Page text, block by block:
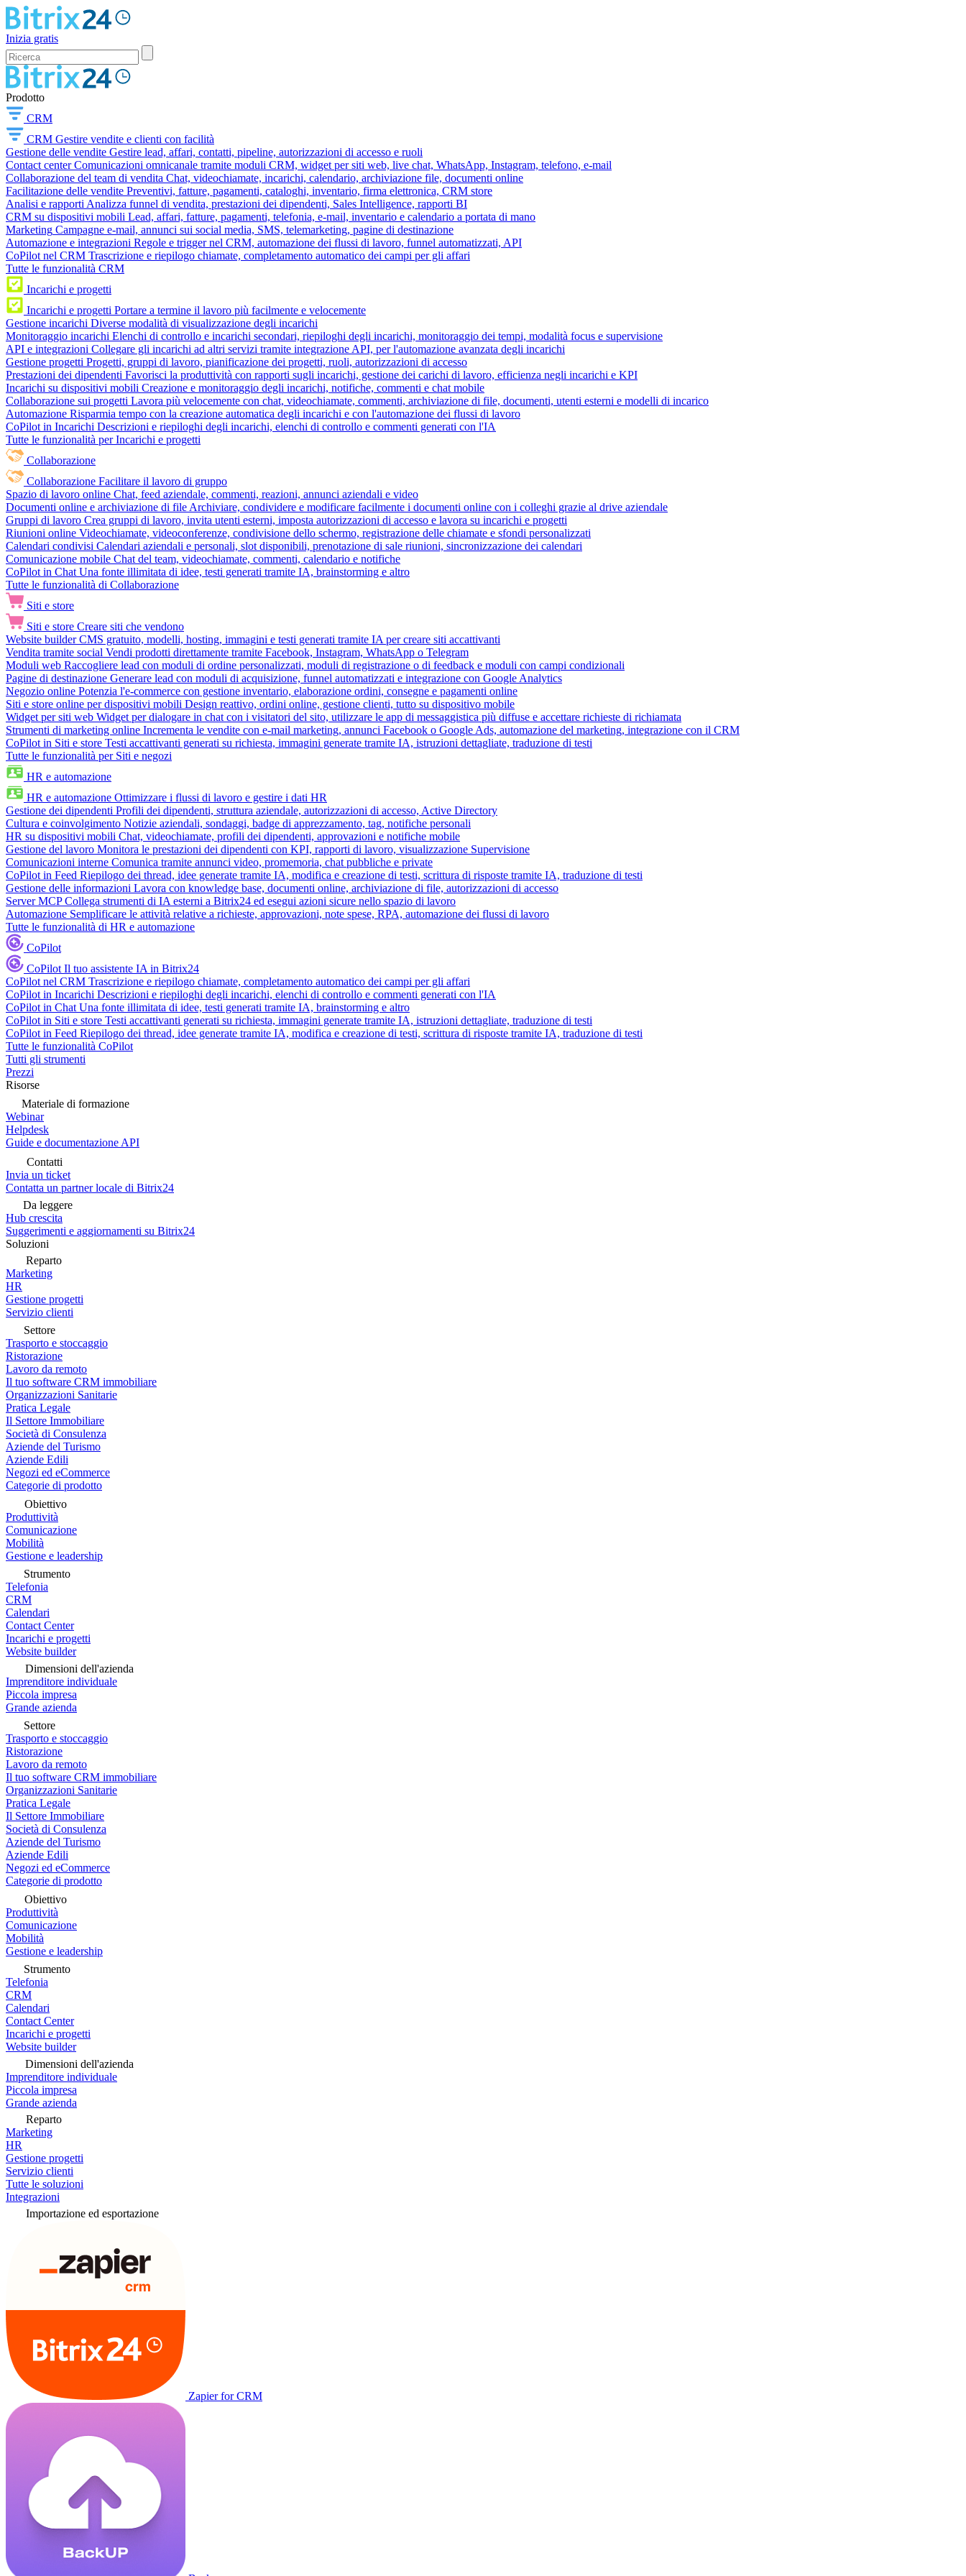
Inizia gratis
Prodotto
CRM
CRM Gestire vendite e clienti con facilità
Gestione delle vendite Gestire lead, affari, contatti, pipeline, autorizzazioni di accesso e ruoli
Contact center Comunicazioni omnicanale tramite moduli CRM, widget per siti web, live chat, WhatsApp, Instagram, telefono, e-mail
Collaborazione del team di vendita Chat, videochiamate, incarichi, calendario, archiviazione file, documenti online
Facilitazione delle vendite Preventivi, fatture, pagamenti, cataloghi, inventario, firma elettronica, CRM store
Analisi e rapporti Analizza funnel di vendita, prestazioni dei dipendenti, Sales Intelligence, rapporti BI
CRM su dispositivi mobili Lead, affari, fatture, pagamenti, telefonia, e-mail, inventario e calendario a portata di mano
Marketing Campagne e-mail, annunci sui social media, SMS, telemarketing, pagine di destinazione
Automazione e integrazioni Regole e trigger nel CRM, automazione dei flussi di lavoro, funnel automatizzati, API
CoPilot nel CRM Trascrizione e riepilogo chiamate, completamento automatico dei campi per gli affari
Tutte le funzionalità CRM
Incarichi e progetti
Incarichi e progetti Portare a termine il lavoro più facilmente e velocemente
Gestione incarichi Diverse modalità di visualizzazione degli incarichi
Monitoraggio incarichi Elenchi di controllo e incarichi secondari, riepiloghi degli incarichi, monitoraggio dei tempi, modalità focus e supervisione
API e integrazioni Collegare gli incarichi ad altri servizi tramite integrazione API, per l'automazione avanzata degli incarichi
Gestione progetti Progetti, gruppi di lavoro, pianificazione dei progetti, ruoli, autorizzazioni di accesso
Prestazioni dei dipendenti Favorisci la produttività con rapporti sugli incarichi, gestione dei carichi di lavoro, efficienza negli incarichi e KPI
Incarichi su dispositivi mobili Creazione e monitoraggio degli incarichi, notifiche, commenti e chat mobile
Collaborazione sui progetti Lavora più velocemente con chat, videochiamate, commenti, archiviazione di file, documenti, utenti esterni e modelli di incarico
Automazione Risparmia tempo con la creazione automatica degli incarichi e con l'automazione dei flussi di lavoro
CoPilot in Incarichi Descrizioni e riepiloghi degli incarichi, elenchi di controllo e commenti generati con l'IA
Tutte le funzionalità per Incarichi e progetti
Collaborazione
Collaborazione Facilitare il lavoro di gruppo
Spazio di lavoro online Chat, feed aziendale, commenti, reazioni, annunci aziendali e video
Documenti online e archiviazione di file Archiviare, condividere e modificare facilmente i documenti online con i colleghi grazie al drive aziendale
Gruppi di lavoro Crea gruppi di lavoro, invita utenti esterni, imposta autorizzazioni di accesso e lavora su incarichi e progetti
Riunioni online Videochiamate, videoconferenze, condivisione dello schermo, registrazione delle chiamate e sfondi personalizzati
Calendari condivisi Calendari aziendali e personali, slot disponibili, prenotazione di sale riunioni, sincronizzazione dei calendari
Comunicazione mobile Chat del team, videochiamate, commenti, calendario e notifiche
CoPilot in Chat Una fonte illimitata di idee, testi generati tramite IA, brainstorming e altro
Tutte le funzionalità di Collaborazione
Siti e store
Siti e store Creare siti che vendono
Website builder CMS gratuito, modelli, hosting, immagini e testi generati tramite IA per creare siti accattivanti
Vendita tramite social Vendi prodotti direttamente tramite Facebook, Instagram, WhatsApp o Telegram
Moduli web Raccogliere lead con moduli di ordine personalizzati, moduli di registrazione o di feedback e moduli con campi condizionali
Pagine di destinazione Generare lead con moduli di acquisizione, funnel automatizzati e integrazione con Google Analytics
Negozio online Potenzia l'e-commerce con gestione inventario, elaborazione ordini, consegne e pagamenti online
Siti e store online per dispositivi mobili Design reattivo, ordini online, gestione clienti, tutto su dispositivo mobile
Widget per siti web Widget per dialogare in chat con i visitatori del sito, utilizzare le app di messaggistica più diffuse e accettare richieste di richiamata
Strumenti di marketing online Incrementa le vendite con e-mail marketing, annunci Facebook o Google Ads, automazione del marketing, integrazione con il CRM
CoPilot in Siti e store Testi accattivanti generati su richiesta, immagini generate tramite IA, istruzioni dettagliate, traduzione di testi
Tutte le funzionalità per Siti e negozi
HR e automazione
HR e automazione Ottimizzare i flussi di lavoro e gestire i dati HR
Gestione dei dipendenti Profili dei dipendenti, struttura aziendale, autorizzazioni di accesso, Active Directory
Cultura e coinvolgimento Notizie aziendali, sondaggi, badge di apprezzamento, tag, notifiche personali
HR su dispositivi mobili Chat, videochiamate, profili dei dipendenti, approvazioni e notifiche mobile
Gestione del lavoro Monitora le prestazioni dei dipendenti con KPI, rapporti di lavoro, visualizzazione Supervisione
Comunicazioni interne Comunica tramite annunci video, promemoria, chat pubbliche e private
CoPilot in Feed Riepilogo dei thread, idee generate tramite IA, modifica e creazione di testi, scrittura di risposte tramite IA, traduzione di testi
Gestione delle informazioni Lavora con knowledge base, documenti online, archiviazione di file, autorizzazioni di accesso
Server MCP Collega strumenti di IA esterni a Bitrix24 ed esegui azioni sicure nello spazio di lavoro
Automazione Semplificare le attività relative a richieste, approvazioni, note spese, RPA, automazione dei flussi di lavoro
Tutte le funzionalità di HR e automazione
CoPilot
CoPilot Il tuo assistente IA in Bitrix24
CoPilot nel CRM Trascrizione e riepilogo chiamate, completamento automatico dei campi per gli affari
CoPilot in Incarichi Descrizioni e riepiloghi degli incarichi, elenchi di controllo e commenti generati con l'IA
CoPilot in Chat Una fonte illimitata di idee, testi generati tramite IA, brainstorming e altro
CoPilot in Siti e store Testi accattivanti generati su richiesta, immagini generate tramite IA, istruzioni dettagliate, traduzione di testi
CoPilot in Feed Riepilogo dei thread, idee generate tramite IA, modifica e creazione di testi, scrittura di risposte tramite IA, traduzione di testi
Tutte le funzionalità CoPilot
Tutti gli strumenti
Prezzi
Risorse
Materiale di formazione
Webinar
Helpdesk
Guide e documentazione API
Contatti
Invia un ticket
Contatta un partner locale di Bitrix24
Da leggere
Hub crescita
Suggerimenti e aggiornamenti su Bitrix24
Soluzioni
Reparto
Marketing
HR
Gestione progetti
Servizio clienti
Settore
Trasporto e stoccaggio
Ristorazione
Lavoro da remoto
Il tuo software CRM immobiliare
Organizzazioni Sanitarie
Pratica Legale
Il Settore Immobiliare
Società di Consulenza
Aziende del Turismo
Aziende Edili
Negozi ed eCommerce
Categorie di prodotto
Obiettivo
Produttività
Comunicazione
Mobilità
Gestione e leadership
Strumento
Telefonia
CRM
Calendari
Contact Center
Incarichi e progetti
Website builder
Dimensioni dell'azienda
Imprenditore individuale
Piccola impresa
Grande azienda
Settore
Trasporto e stoccaggio
Ristorazione
Lavoro da remoto
Il tuo software CRM immobiliare
Organizzazioni Sanitarie
Pratica Legale
Il Settore Immobiliare
Società di Consulenza
Aziende del Turismo
Aziende Edili
Negozi ed eCommerce
Categorie di prodotto
Obiettivo
Produttività
Comunicazione
Mobilità
Gestione e leadership
Strumento
Telefonia
CRM
Calendari
Contact Center
Incarichi e progetti
Website builder
Dimensioni dell'azienda
Imprenditore individuale
Piccola impresa
Grande azienda
Reparto
Marketing
HR
Gestione progetti
Servizio clienti
Tutte le soluzioni
Integrazioni
Importazione ed esportazione
Zapier for CRM